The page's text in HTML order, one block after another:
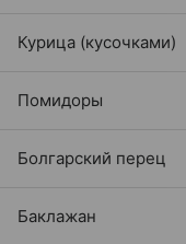
Курица (кусочками)
Помидоры
Болгарский перец
Баклажан